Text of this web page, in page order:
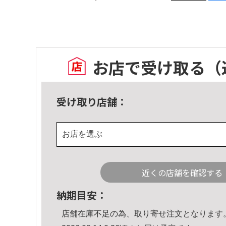
お店で受け取る
受け取り店舗：
お店を選ぶ
近くの店舗を確認する
納期目安：
店舗在庫不足の為、取り寄せ注文となります